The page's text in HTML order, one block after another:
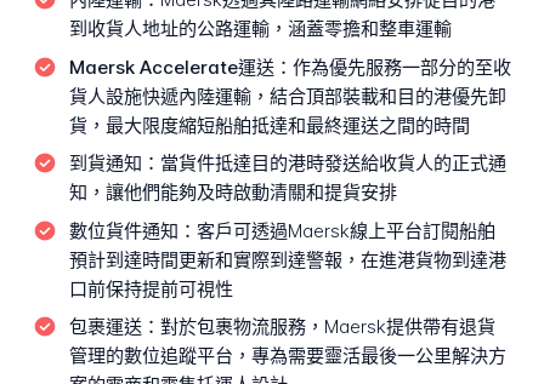
到收貨人地址的公路運輸，涵蓋零擔和整車運輸
Maersk Accelerate運送： 作為優先服務一部分的至收
貨人設施快遞內陸運輸，結合頂部裝載和目的港優先卸
貨，最大限度縮短船舶抵達和最終運送之間的時間
到貨通知： 當貨件抵達目的港時發送給收貨人的正式通
知，讓他們能夠及時啟動清關和提貨安排
數位貨件通知： 客戶可透過Maersk線上平台訂閱船舶
預計到達時間更新和實際到達警報，在進港貨物到達港
口前保持提前可視性
包裹運送： 對於包裹物流服務，Maersk提供帶有退貨
管理的數位追蹤平台，專為需要靈活最後一公里解決方